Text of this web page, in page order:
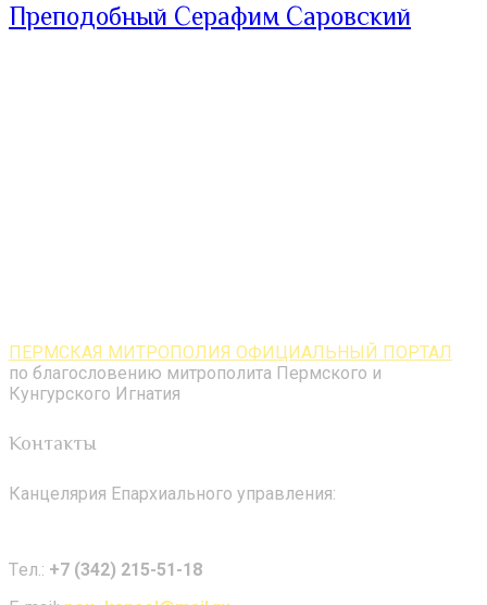
Преподобный Серафим Саровский
ПЕРМСКАЯ МИТРОПОЛИЯ ОФИЦИАЛЬНЫЙ ПОРТАЛ
по благословению митрополита Пермского и
Кунгурского Игнатия
Контакты
Канцелярия Епархиального управления:
Tел.: +7 (342) 215-51-18